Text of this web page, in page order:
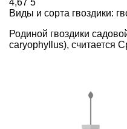
Виды и сорта гвоздики:
Родиной гвоздики
caryophyllus), считается